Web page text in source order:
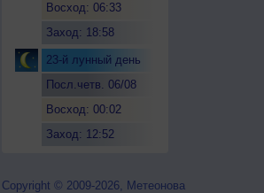
Восход: 06:33
Заход: 18:58
23-й лунный день
Посл.четв. 06/08
Восход: 00:02
Заход: 12:52
Copyright © 2009-2026, Метеонова